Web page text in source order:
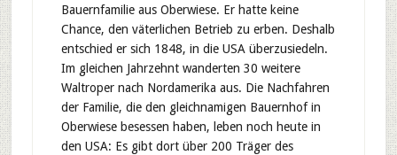
Bauernfamilie aus Oberwiese. Er hatte keine
Chance, den väterlichen Betrieb zu erben. Deshalb
entschied er sich 1848, in die USA überzusiedeln.
Im gleichen Jahrzehnt wanderten 30 weitere
Waltroper nach Nordamerika aus. Die Nachfahren
der Familie, die den gleichnamigen Bauernhof in
Oberwiese besessen haben, leben noch heute in
den USA: Es gibt dort über 200 Träger des